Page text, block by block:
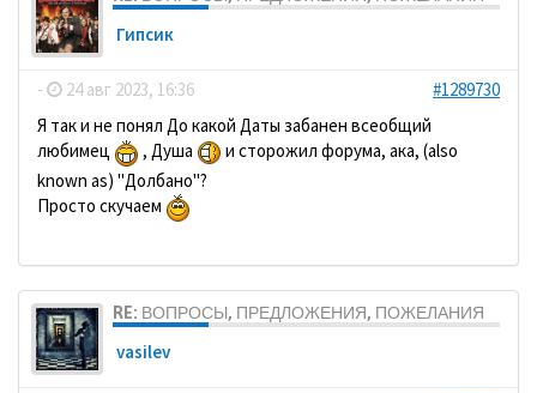
Гипсик
- 24 авг 2023, 16:36
#1289730
Я так и не понял До какой Даты забанен всеобщий
любимец
, Душа
и сторожил форума, ака, (also
known as) "Долбано"?
Просто скучаем
RE: ВОПРОСЫ, ПРЕДЛОЖЕНИЯ, ПОЖЕЛАНИЯ
vasilev